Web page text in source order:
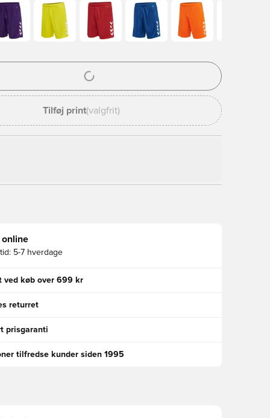
til at logge ind eller tilmelde dig som medlem
Tilføj print(valgfrit)
online
5-7 hverdage
ved køb over 699 kr
returret
prisgaranti
tilfredse kunder siden 1995